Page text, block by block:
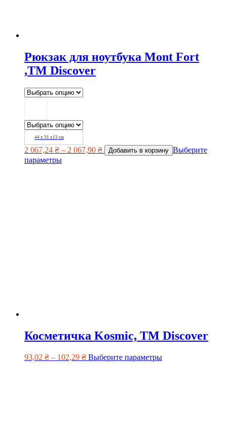
Рюкзак для ноутбука Mont Fort
,TM Discover
44 х 31 х13 см
2 067,24 ₴ – 2 067,90 ₴ Добавить в корзину Выберите
параметры
Косметичка Kosmic, TM Discover
93,02 ₴ – 102,29 ₴ Выберите параметры